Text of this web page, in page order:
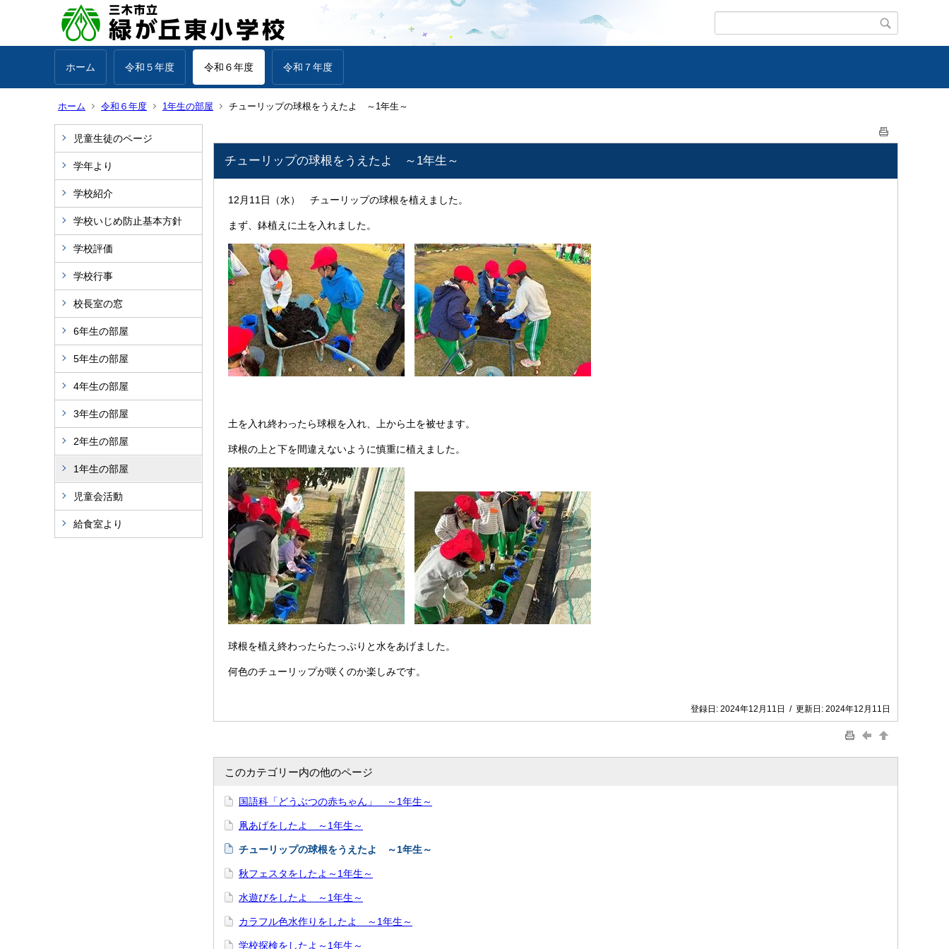
ホーム 令和５年度 令和６年度 令和７年度
ホーム 令和６年度 1年生の部屋 チューリップの球根をうえたよ ～1年生～
児童生徒のページ
学年より
学校紹介
学校いじめ防止基本方針
学校評価
学校行事
校長室の窓
6年生の部屋
5年生の部屋
4年生の部屋
3年生の部屋
2年生の部屋
1年生の部屋
児童会活動
給食室より
チューリップの球根をうえたよ ～1年生～
12月11日（水） チューリップの球根を植えました。
まず、鉢植えに土を入れました。
土を入れ終わったら球根を入れ、上から土を被せます。
球根の上と下を間違えないように慎重に植えました。
球根を植え終わったらたっぷりと水をあげました。
何色のチューリップが咲くのか楽しみです。
登録日: 2024年12月11日 / 更新日: 2024年12月11日
このカテゴリー内の他のページ
国語科「どうぶつの赤ちゃん」 ～1年生～
凧あげをしたよ ～1年生～
チューリップの球根をうえたよ ～1年生～
秋フェスタをしたよ～1年生～
水遊びをしたよ ～1年生～
カラフル色水作りをしたよ ～1年生～
学校探検をしたよ～1年生～